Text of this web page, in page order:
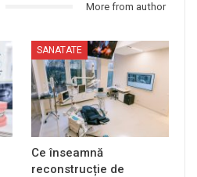
More from author
SANATATE
Ce înseamnă
reconstrucție de